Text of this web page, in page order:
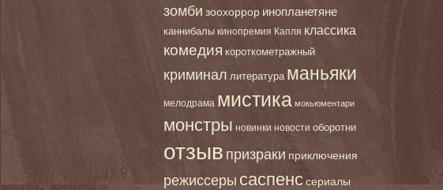
зомби зоохоррор инопланетяне
каннибалы кинопремия Капля классика
комедия короткометражный
криминал литература маньяки
мелодрама мистика мокьюментари
монстры новинки новости оборотни
отзыв призраки приключения
режиссеры саспенссериалы